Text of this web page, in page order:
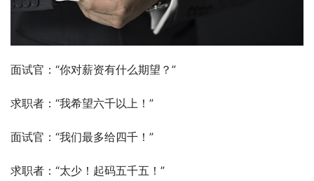
面试官：“你对薪资有什么期望？”
求职者：“我希望六千以上！”
面试官：“我们最多给四千！”
求职者：“太少！起码五千五！”